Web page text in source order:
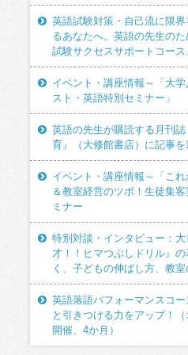
英語試験対策・自己流に限
るあなたへ。英語の先生の
試験サクセスサポートコース
イベント・講座情報～「大
スト・英語特別セミナー」
英語の先生が購読する月刊
育』（大修館書店）に記事を
イベント・講座情報～「こ
＆教室経営のツボ！生徒集
ミナー
特別対談・インタビュー：大
才！！ヒマつぶしドリル』の
く、子どもの伸ばし方、教
英語落語パフォーマンスコー
と引きつける力をアップ！
開催、4か月）